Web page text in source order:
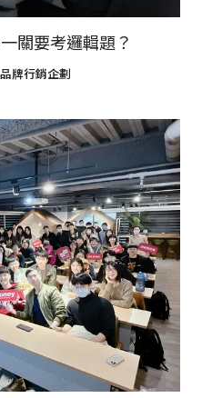
關要考邏輯題？
牌行銷企劃